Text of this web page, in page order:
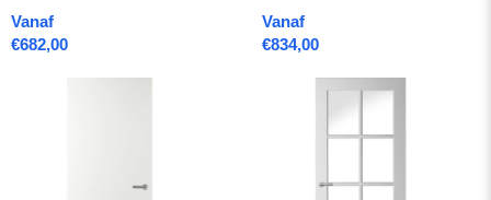
Vanaf
€682,00
Vanaf
€834,00